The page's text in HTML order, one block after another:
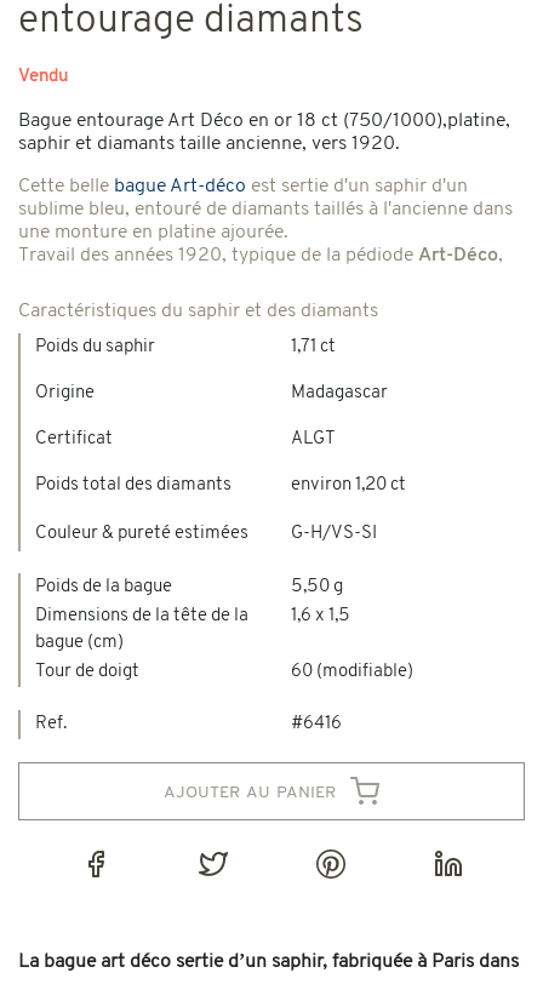
entourage diamants
Vendu
Bague entourage Art Déco en or 18 ct (750/1000),platine,
saphir et diamants taille ancienne, vers 1920.
Cette belle bague Art-déco est sertie d'un saphir d'un
sublime bleu, entouré de diamants taillés à l'ancienne dans
une monture en platine ajourée.
Travail des années 1920, typique de la pédiode Art-Déco,
Caractéristiques du saphir et des diamants
Poids du saphir
Origine
Certificat
Poids total des diamants
1,71 ct
Madagascar
ALGT
environ 1,20 ct
Couleur & pureté estimées G-H/VS-SI
Poids de la bague
5,50 g
Dimensions de la tête de la
bague (cm)
1,6 x 1,5
Tour de doigt 60 (modifiable)
Ref. #6416
ajouter au panier
La bague art déco sertie d’un saphir, fabriquée à Paris dans